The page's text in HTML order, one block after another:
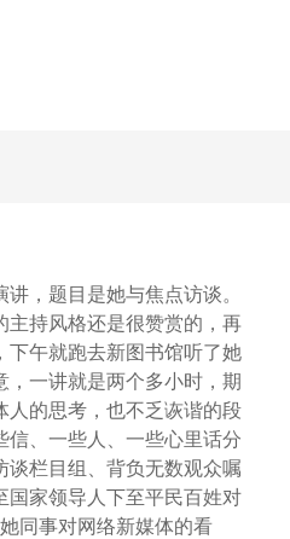
，题目是她与焦点访谈。
主持风格还是很赞赏的，再
下午就跑去新图书馆听了她
，一讲就是两个多小时，期
人的思考，也不乏诙谐的段
信、一些人、一些心里话分
谈栏目组、背负无数观众嘱
国家领导人下至平民百姓对
同事对网络新媒体的看